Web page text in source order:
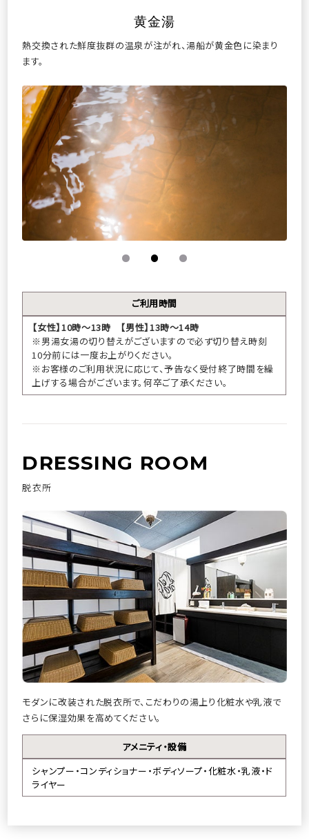
チェックイン
宿泊数
泊
1泊あたり
名
宿泊プラン一覧
空室カレンダー
お部屋から選ぶ
マイページログイン
予約の確認
予約の変更
キャンセル
ご予約・お問い合わせ
0995-77-2201 （09:00～18:00）
黄金湯
熱交換された鮮度抜群の温泉が注がれ、湯船が黄金色に染まり
ます。
ご利用時間
【女性】10時～13時 【男性】13時～14時
※男湯女湯の切り替えがございますので必ず切り替え時刻
10分前には一度お上がりください。
※お客様のご利用状況に応じて、予告なく受付終了時間を繰
上げする場合がございます。何卒ご了承ください。
DRESSING ROOM
脱衣所
モダンに改装された脱衣所で、こだわりの湯上り化粧水や乳液で
さらに保湿効果を高めてください。
アメニティ・設備
シャンプー・コンディショナー・ボディソープ・化粧水・乳液・ド
ライヤー